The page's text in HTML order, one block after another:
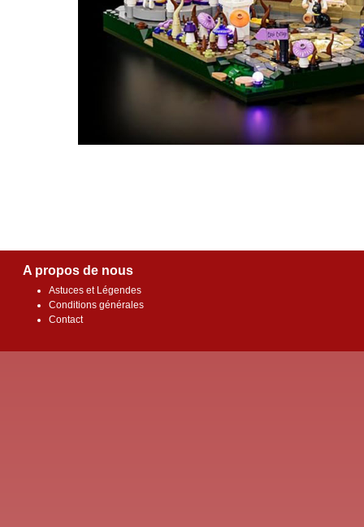
A propos de nous
Astuces et Légendes
Conditions générales
Contact